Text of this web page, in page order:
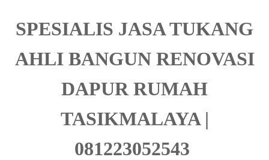
SPESIALIS JASA TUKANG
AHLI BANGUN RENOVASI
DAPUR RUMAH
TASIKMALAYA |
081223052543